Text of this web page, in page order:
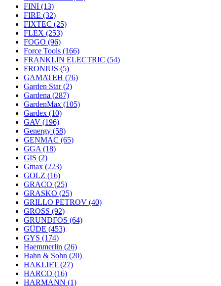
FINI (13)
FIRE (32)
FIXTEC (25)
FLEX (253)
FOGO (96)
Force Tools (166)
FRANKLIN ELECTRIC (54)
FRONIUS (5)
GAMATEH (76)
Garden Star(2)
Gardena (287)
GardenMax (105)
Gardex (10)
GAV (196)
Genergy (58)
GENMAC (65)
GGA (18)
GIS (2)
Gmax (223)
GOLZ (16)
GRACO (25)
GRASKO (25)
GRILLO PETROV (40)
GROSS (92)
GRUNDFOS (64)
GÜDE (453)
GYS (174)
Haemmerlin (26)
Hahn & Sohn (20)
HAKLIFT (27)
HARCO (16)
HARMANN (1)